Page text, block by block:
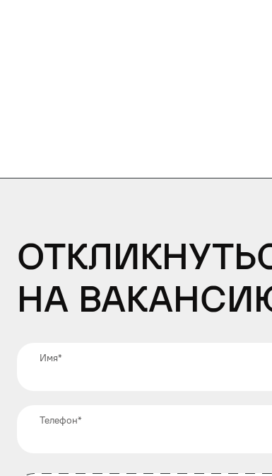
на
Имя*
Телефон*